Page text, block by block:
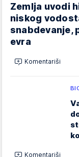
Zemlja uvodi
niskog
snabdevanje,
evra
Komentariši
Komentariši